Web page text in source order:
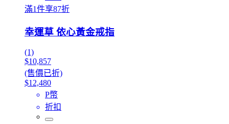
滿1件享87折
幸運草 依心黃金戒指
(1)
$10,857
(售價已折)
$12,480
P幣
折扣